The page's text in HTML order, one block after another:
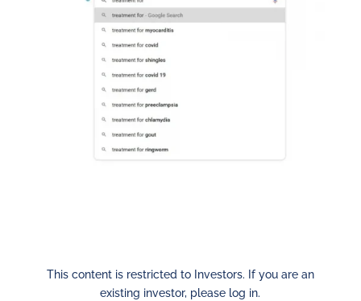
This content is restricted to Investors. If you are an
existing investor, please log in.